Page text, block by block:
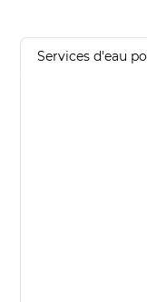
Services d'eau